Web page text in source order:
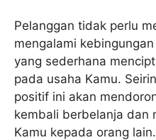
Pelanggan tidak perlu
mengalami
yang sederhana
pada usaha Kamu.
positif ini akan
kembali berbelanja dan
Kamu kepada orang lain.